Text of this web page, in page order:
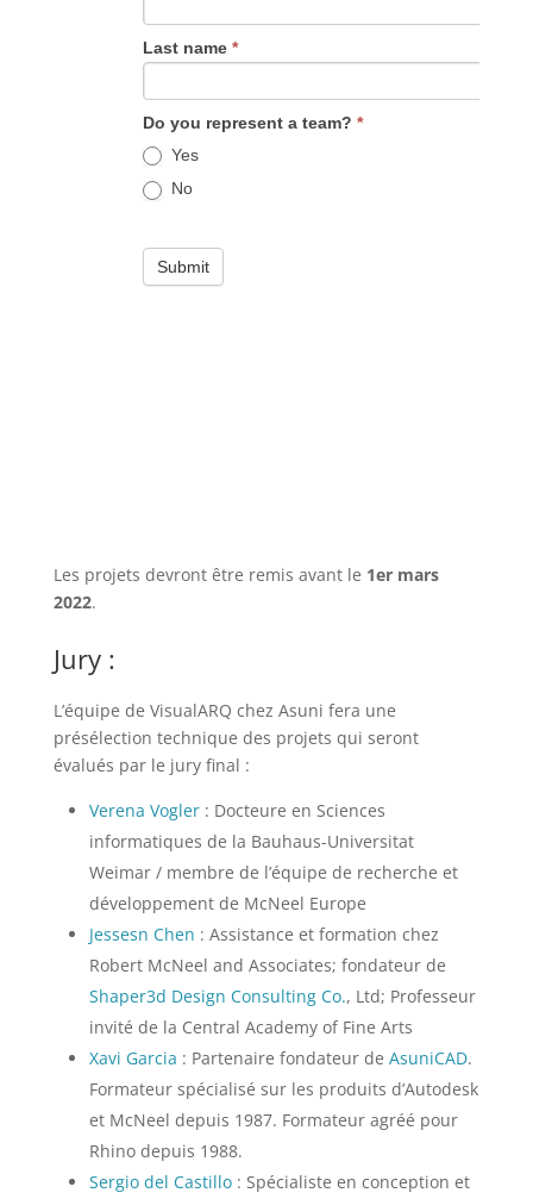
Les projets devront être remis avant le 1er mars
2022.
Jury :
L’équipe de VisualARQ chez Asuni fera une
présélection technique des projets qui seront
évalués par le jury final :
Verena Vogler : Docteure en Sciences
informatiques de la Bauhaus-Universitat
Weimar / membre de l’équipe de recherche et
développement de McNeel Europe
Jessesn Chen : Assistance et formation chez
Robert McNeel and Associates; fondateur de
Shaper3d Design Consulting Co., Ltd; Professeur
invité de la Central Academy of Fine Arts
Xavi Garcia : Partenaire fondateur de AsuniCAD.
Formateur spécialisé sur les produits d’Autodesk
et McNeel depuis 1987. Formateur agréé pour
Rhino depuis 1988.
Sergio del Castillo : Spécialiste en conception et